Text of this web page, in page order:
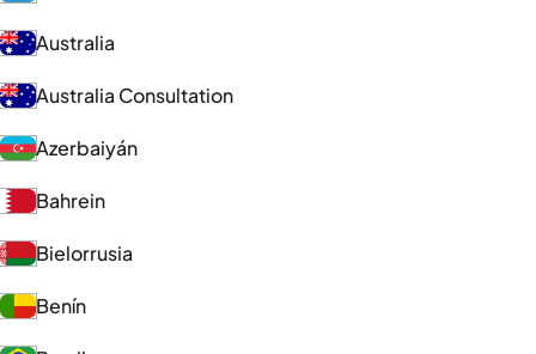
Australia
Australia Consultation
Azerbaiyán
Bahrein
Bielorrusia
Benín